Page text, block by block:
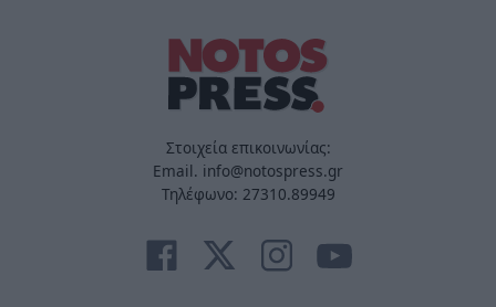
Στοιχεία επικοινωνίας:
Email. info@notospress.gr
Τηλέφωνο: 27310.89949